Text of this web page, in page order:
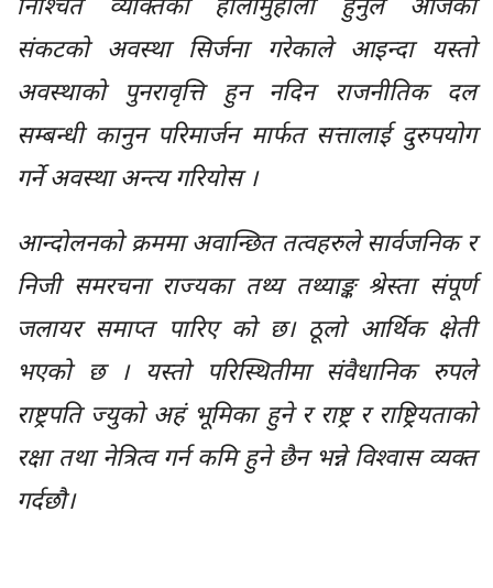
संकटको अवस्था सिर्जना गरेकाले आइन्दा यस्तो
अवस्थाको पुनरावृत्ति हुन नदिन राजनीतिक दल
सम्बन्धी कानुन परिमार्जन मार्फत सत्तालाई दुरुपयोग
गर्ने अवस्था अन्त्य गरियोस ।
आन्दोलनको क्रममा अवान्छित तत्वहरुले सार्वजनिक र
निजी समरचना राज्यका तथ्य तथ्याङ्क श्रेस्ता संपूर्ण
जलायर समाप्त पारिए को छ। ठूलो आर्थिक क्षेती
भएको छ । यस्तो परिस्थितीमा संवैधानिक रुपले
राष्ट्रपति ज्युको अहं भूमिका हुने र राष्ट्र र राष्ट्रियताको
रक्षा तथा नेत्रित्व गर्न कमि हुने छैन भन्ने विश्वास व्यक्त
गर्दछौ।